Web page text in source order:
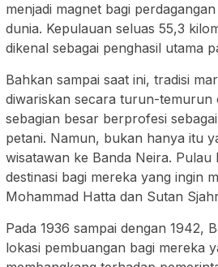
menjadi magnet bagi
dunia. Kepulauan seluas 55,3
dikenal sebagai penghasil utama
Bahkan sampai saat ini, tradisi
diwariskan secara turun-temurun
sebagian besar berprofesi
petani. Namun, bukan hanya itu
wisatawan ke Banda Neira. Pulau
destinasi bagi mereka yang ingin
Mohammad Hatta dan Sutan
Pada 1936 sampai dengan 1942,
lokasi pembuangan bagi mereka